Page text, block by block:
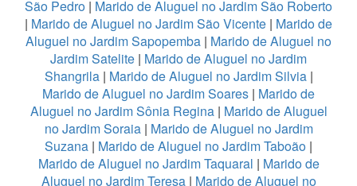
São Pedro | Marido de Aluguel no Jardim São Roberto
| Marido de Aluguel no Jardim São Vicente | Marido de
Aluguel no Jardim Sapopemba | Marido de Aluguel no
Jardim Satelite | Marido de Aluguel no Jardim
Shangrila| Marido de Aluguel no Jardim Silvia|
Marido de Aluguel no Jardim Soares | Marido de
Aluguel no Jardim Sônia Regina| Marido de Aluguel
no Jardim Soraia| Marido de Aluguel no Jardim
Suzana | Marido de Aluguel no Jardim Taboão |
Marido de Aluguel no Jardim Taquaral | Marido de
Aluguel no Jardim Teresa| Marido de Aluguel no